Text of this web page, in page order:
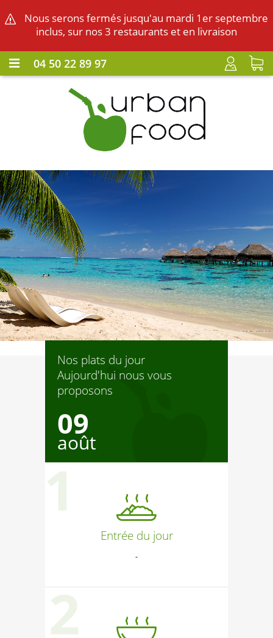
04 50 22 89 97
Nous serons fermés jusqu'au mardi 1er septembre
inclus, sur nos 3 restaurants et en livraison
Nos plats du jour
Aujourd'hui nous vous
proposons
09
août
Entrée du jour
-